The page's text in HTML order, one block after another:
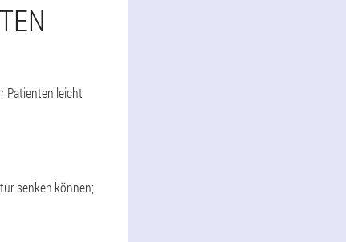
Patienten leicht
senken können;